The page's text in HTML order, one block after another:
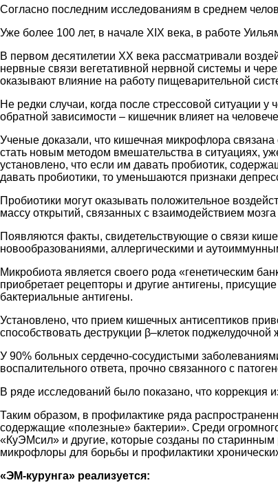
Согласно последним исследованиям в среднем
Уже более 100 лет, в начале XIX века, в работе
В первом десятилетии XX века рассматривали
нервные связи вегетативной нервной системы и
оказывают влияние на работу пищеварительной
Не редки случаи, когда после стрессовой ситуации
обратной зависимости – кишечник влияет на
Ученые доказали, что кишечная микрофлора
стать новым методом вмешательства в ситуациях,
установлено, что если им давать пробиотик,
давать пробиотики, то уменьшаются признаки
Пробиотики могут оказывать положительное
массу открытий, связанных с взаимодействием
Появляются факты, свидетельствующие о связи
новообразованиями, аллергическими и
Микробиота является своего рода «генетическим
приобретает рецепторы и другие антигены,
бактериальные антигены.
Установлено, что прием кишечных антисептиков
способствовать деструкции β–клеток
У 90% больных сердечно-сосудистыми
воспалительного ответа, прочно связанного с
В ряде исследований было показано, что
Таким образом, в профилактике ряда
содержащие «полезные» бактерии». Среди
«КуЭМсил» и другие, которые созданы по
микрофлоры для борьбы и профилактики
«ЭМ-курунга» реализуется: